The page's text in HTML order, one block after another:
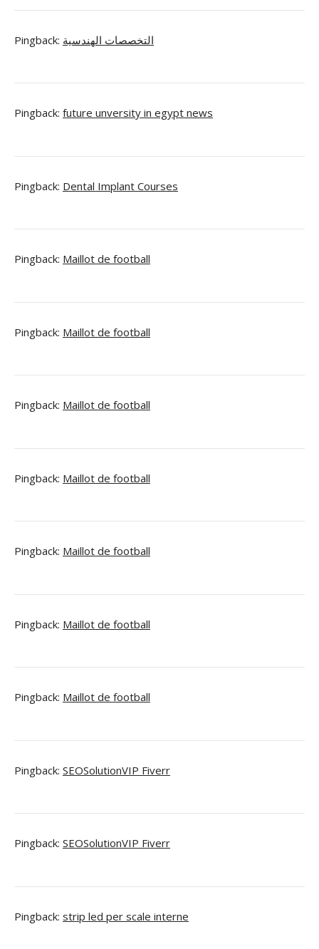
Pingback: التخصصات الهندسية
Pingback: future unversity in egypt news
Pingback: Dental Implant Courses
Pingback: Maillot de football
Pingback: Maillot de football
Pingback: Maillot de football
Pingback: Maillot de football
Pingback: Maillot de football
Pingback: Maillot de football
Pingback: Maillot de football
Pingback: SEOSolutionVIP Fiverr
Pingback: SEOSolutionVIP Fiverr
Pingback: strip led per scale interne